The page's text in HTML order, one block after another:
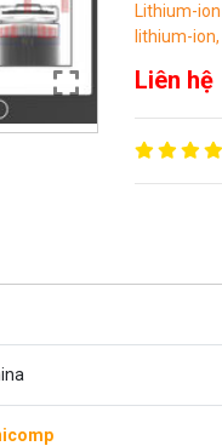
Lithium-
lithium-ion,
Liên hệ